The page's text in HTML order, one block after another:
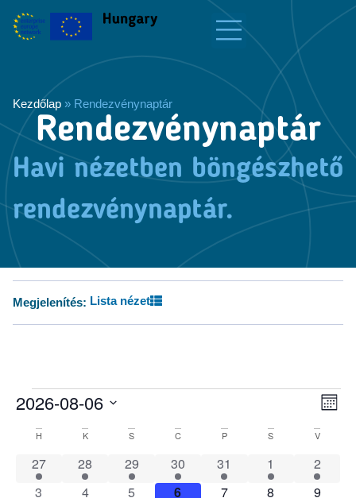
Kezdőlap » Rendezvénynaptár
Rendezvénynaptár
Havi nézetben böngészhető
rendezvénynaptár.
Megjelenítés: Lista nézet
Hónap
2026-08-06
kiválasztása.
Események
naptár
H K S C P S V
1 esemény
27 1 esemény
28 1 esemény
29 1 esemény
30 1 esemény
31 1 esemény
1 1
2
1 esemény
3 1 esemény
4 1 esemény
5 1 esemény
6 1 esemény
7 1 esemény
8 1
9